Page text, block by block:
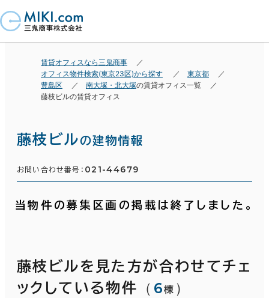
賃貸オフィスなら三鬼商事
オフィス物件検索(東京23区)から探す
東京都
豊島区
南大塚・北大塚の賃貸オフィス一覧
藤枝ビルの賃貸オフィス
藤枝ビルの建物情報
お問い合わせ番号： 021-44679
当物件の募集区画の掲載は終了しました。
藤枝ビルを見た方が合わせてチェ
ックしている物件
（ 6棟 ）